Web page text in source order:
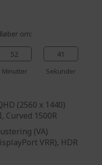
om:
52
Minutter
40
Sekunder
(2560 x 1440)
Curved 1500R
(VA)
VRR), HDR